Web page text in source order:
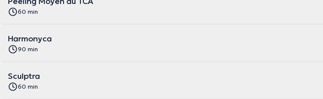
60 min
Harmonyca
90 min
Sculptra
60 min